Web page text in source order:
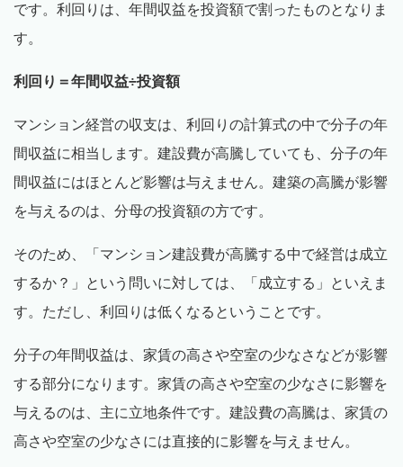
です。利回りは、年間収益を投資額で割ったものとなりま
す。
利回り＝年間収益÷投資額
マンション経営の収支は、利回りの計算式の中で分子の年
間収益に相当します。建設費が高騰していても、分子の年
間収益にはほとんど影響は与えません。建築の高騰が影響
を与えるのは、分母の投資額の方です。
そのため、「マンション建設費が高騰する中で経営は成立
するか？」という問いに対しては、「成立する」といえま
す。ただし、利回りは低くなるということです。
分子の年間収益は、家賃の高さや空室の少なさなどが影響
する部分になります。家賃の高さや空室の少なさに影響を
与えるのは、主に立地条件です。建設費の高騰は、家賃の
高さや空室の少なさには直接的に影響を与えません。